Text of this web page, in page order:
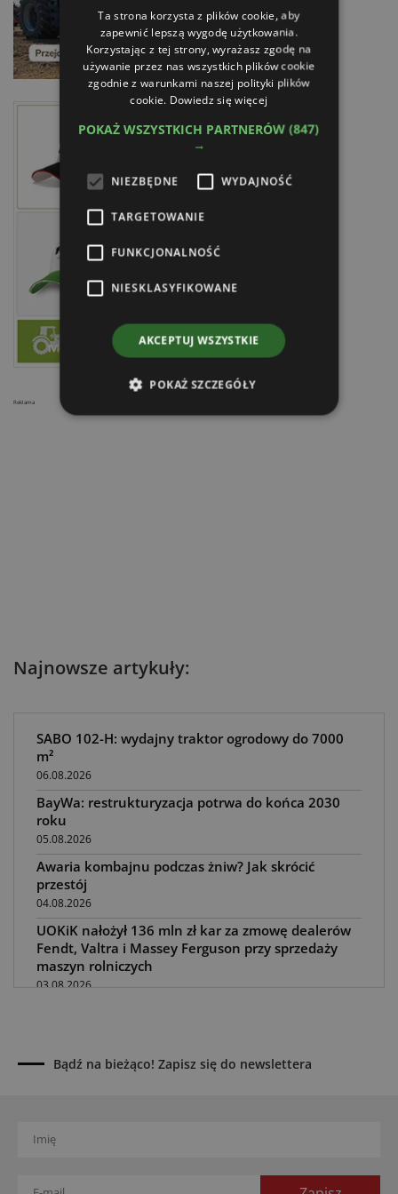
Najnowsze artykuły:
SABO 102-H: wydajny traktor ogrodowy do 7000
m²
06.08.2026
BayWa: restrukturyzacja potrwa do końca 2030
roku
05.08.2026
Awaria kombajnu podczas żniw? Jak skrócić
przestój
04.08.2026
UOKiK nałożył 136 mln zł kar za zmowę dealerów
Fendt, Valtra i Massey Ferguson przy sprzedaży
maszyn rolniczych
03.08.2026
Rzepak hybrydowy: sposób na wyższą rentowność
01.08.2026
31.07.2026
Reklama
Bądź na bieżąco! Zapisz się do newslettera
Ta strona korzysta z plików cookie, aby
zapewnić lepszą wygodę użytkowania.
Korzystając z tej strony, wyrażasz zgodę na
używanie przez nas wszystkich plików cookie
zgodnie z warunkami naszej polityki plików
cookie. Dowiedz się więcej
POKAŻ WSZYSTKICH PARTNERÓW(847)
→
NIEZBĘDNE WYDAJNOŚĆ
TARGETOWANIE
FUNKCJONALNOŚĆ
NIESKLASYFIKOWANE
AKCEPTUJ WSZYSTKIE
POKAŻ SZCZEGÓŁY